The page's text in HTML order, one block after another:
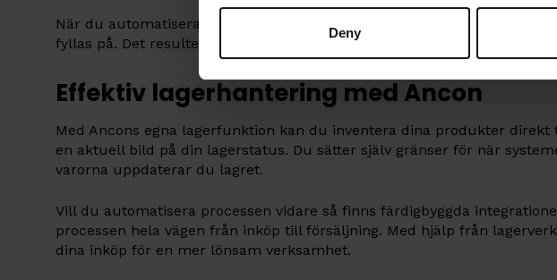
Deny
När du automatiserar lagföringen uppdateras lagret automatiskt vid
fyllas på. Det resulterar i underlättad planering, minskat svinn och
Effektiv lagerhantering med Ancon
Med Ancons egna lagerfunktion kan du inventera dina produkter
en aktuell bild på din lagerstatus. Du sätter själv gränser för när
varorna uppdaterar du lagret.
Vill du automatisera processen vidare så finns färdigbyggda
processen hela vägen från inköp till försäljning. Med hjälp från
dina inköp för en mer lönsam verksamhet.